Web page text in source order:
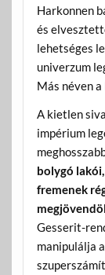
Harkonnen
és
lehetséges
univerzum
Más néven a
A kietlen
impérium
bolygó
fremenek
Gesserit-
manipulálja